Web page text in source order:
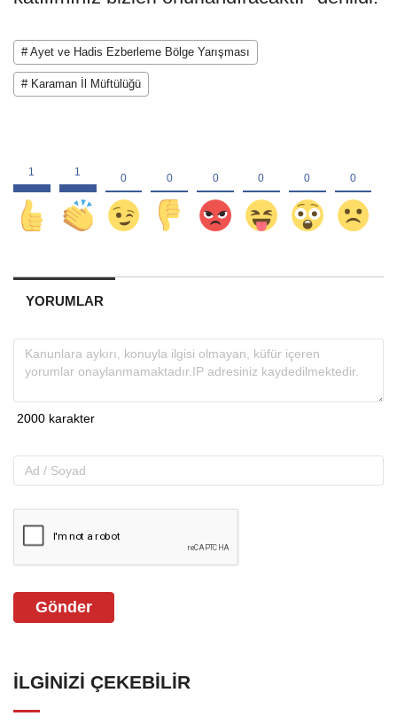
# Ayet ve Hadis Ezberleme Bölge Yarışması
# Karaman İl Müftülüğü
YORUMLAR
Gönder
İLGINIZI ÇEKEBILIR